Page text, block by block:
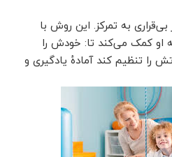
به تمرکز. این روش با
او کمک می‌کند تا: خودش را
را تنظیم کند آمادهٔ یادگیری و